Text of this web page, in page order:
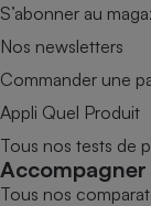
S’abonner au
Nos newsletters
Commander une
Appli Quel Produit
Tous nos tests de
Accompagner
Tous nos